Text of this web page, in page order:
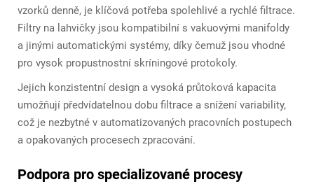
vzorků denně, je klíčová potřeba spolehlivé a rychlé filtrace.
Filtry na lahvičky jsou kompatibilní s vakuovými manifoldy
a jinými automatickými systémy, díky čemuž jsou vhodné
pro vysok propustnostní skríningové protokoly.
Jejich konzistentní design a vysoká průtoková kapacita
umožňují předvídatelnou dobu filtrace a snížení variability,
což je nezbytné v automatizovaných pracovních postupech
a opakovaných procesech zpracování.
Podpora pro specializované procesy